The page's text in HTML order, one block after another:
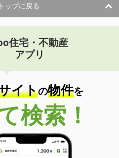
ップに戻る
住宅・不動産
アプリ
イトの物件を
検索！